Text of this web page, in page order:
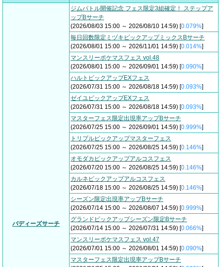
バディーズサーチ
ジムバトル開催記念 フェス限定3組確定！ ステップア
ップBサーチ
(2026/08/03 15:00 ～ 2026/08/10 14:59) [0.079%]
毎日回数限定ミヅキピックアップミックスBサーチ
(2026/08/01 15:00 ～ 2026/11/01 14:59) [0.014%]
マンスリーポケマスフェス vol.48
(2026/08/01 15:00 ～ 2026/09/01 14:59) [0.090%]
ハルトピックアップEXフェス
(2026/07/31 15:00 ～ 2026/08/18 14:59) [0.093%]
ゼイユピックアップEXフェス
(2026/07/31 15:00 ～ 2026/08/18 14:59) [0.093%]
マスターフェス限定出現率アップBサーチ
(2026/07/25 15:00 ～ 2026/09/01 14:59) [0.999%]
トリプルピックアップマスターフェス
(2026/07/25 15:00 ～ 2026/08/25 14:59) [0.146%]
オモダカピックアップアルコスフェス
(2026/07/20 15:00 ～ 2026/08/25 14:59) [0.146%]
カルネピックアップアルコスフェス
(2026/07/18 15:00 ～ 2026/08/25 14:59) [0.146%]
シーズン限定出現率アップBサーチ
(2026/07/14 15:00 ～ 2026/08/07 14:59) [0.999%]
グランドピックアップシーズン限定Bサーチ
(2026/07/14 15:00 ～ 2026/07/31 14:59) [0.066%]
マンスリーポケマスフェス vol.47
(2026/07/01 15:00 ～ 2026/08/01 14:59) [0.090%]
マスターフェス限定出現率アップBサーチ